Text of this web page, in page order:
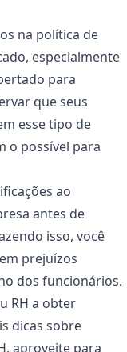
na política de
especialmente
para
que seus
esse tipo de
o possível para
ao
antes de
isso, você
prejuízos
dos funcionários.
RH a obter
dicas sobre
aproveite para